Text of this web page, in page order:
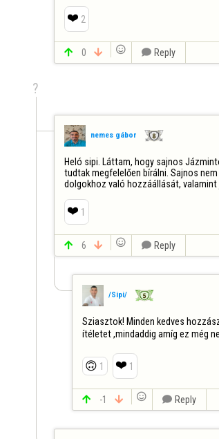
❤️ 2
 0    Reply
?
nemes gábor
Heló sipi. Láttam, hogy sajnos
tudtak megfelelően bírálni. Sajnos
dolgokhoz való hozzáállását,
❤️ 1
 6    Reply
/Sipi/
Sziasztok! Minden kedves
ítéletet ,mindaddig amíg ez még
🙃 1 ❤️ 1
 -1    Reply